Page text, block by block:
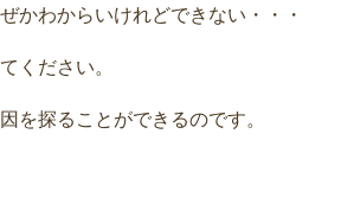
かわからいけれどできない・・・
ください。
を探ることができるのです。